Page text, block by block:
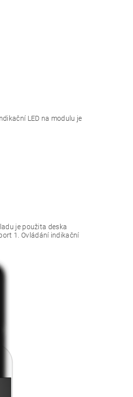
LED na modulu je
je použita deska
1. Ovládání indikační